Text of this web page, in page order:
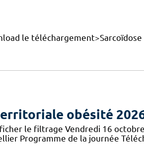
le
obésité
le filtrage Vendredi 16
Programme de la journée